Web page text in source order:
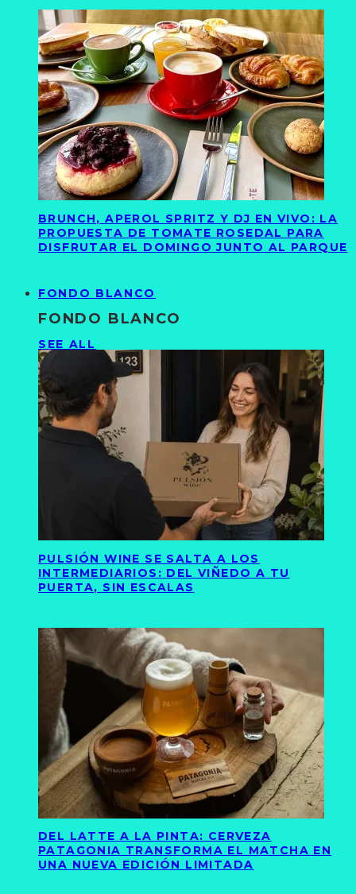
BRUNCH, APEROL SPRITZ Y DJ EN VIVO: LA
PROPUESTA DE TOMATE ROSEDAL PARA
DISFRUTAR EL DOMINGO JUNTO AL PARQUE
FONDO BLANCO
FONDO BLANCO
SEE ALL
PULSIÓN WINE SE SALTA A LOS
INTERMEDIARIOS: DEL VIÑEDO A TU
PUERTA, SIN ESCALAS
DEL LATTE A LA PINTA: CERVEZA
PATAGONIA TRANSFORMA EL MATCHA EN
UNA NUEVA EDICIÓN LIMITADA